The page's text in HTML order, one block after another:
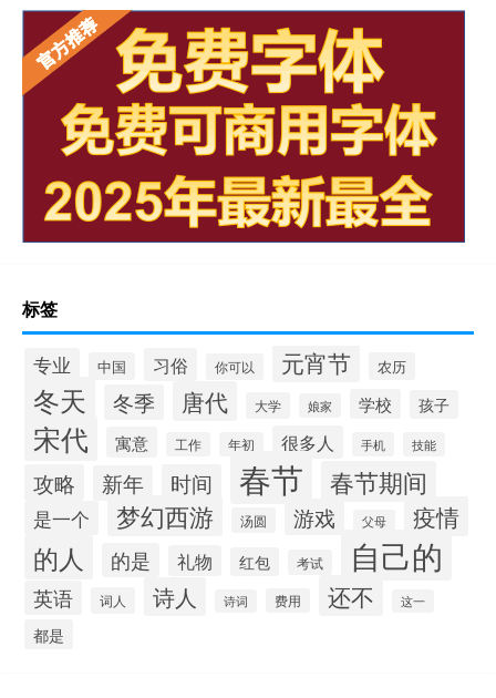
标签
专业 中国 习俗 你可以 元宵节 农历
冬天 冬季 唐代 大学 娘家 学校 孩子
宋代 寓意 工作 年初 很多人 手机 技能
攻略 新年 时间 春节 春节期间
是一个 梦幻西游 汤圆 游戏 父母 疫情
的人 的是 礼物 红包 考试 自己的
英语 词人 诗人 诗词 费用 还不 这一
都是